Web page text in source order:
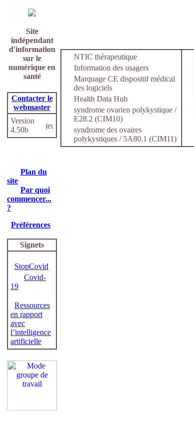
Site
indépendant
d'information
sur le
numérique en
santé
Contacter le
webmaster
Version
4.50b
Plan du
site
Par quoi
commencer...
?
Préférences
Signets
StopCovid
Covid-
19
Ressources
en rapport
avec
l’intelligence
artificielle
NTIC thérapeutique
Information des usagers
Marquage CE dispositif médical
des logiciels
Health Data Hub
syndrome ovarien polykystique /
E28.2 (CIM10)
syndrome des ovaires
polykystiques / 5A80.1 (CIM11)